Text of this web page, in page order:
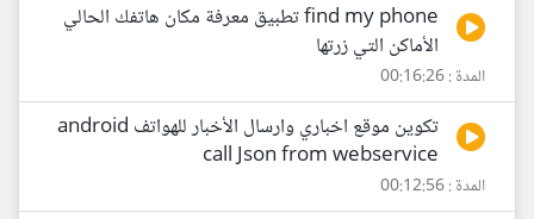
find my phone تطبيق معرفة مكان هاتفك الحالي
الأماكن التي زرتها
المدة : 00:16:26
تكوين موقع اخباري وارسال الأخبار للهواتف android
call Json from webservice
المدة : 00:12:56